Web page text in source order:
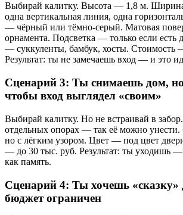
Выбирай калитку. Высота — 1,8 м.
одна вертикальная линия, одна
— чёрный или тёмно-серый. Матовая
орнамента. Подсветка — только если есть
— суккуленты, бамбук, хосты. Стоимость
Результат: ты не замечаешь вход — и это
Сценарий 3: Ты снимаешь дом,
чтобы вход выглядел «своим»
Выбирай калитку. Но не встраивай в
отдельных опорах — так её можно
но с лёгким узором. Цвет — под цвет
— до 30 тыс. руб. Результат: ты уходишь —
как память.
Сценарий 4: Ты хочешь «сказку»
бюджет ограничен